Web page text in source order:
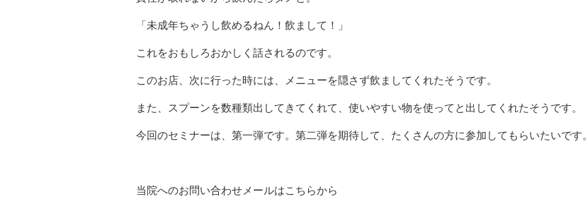
「未成年ちゃうし飲めるねん！飲まして！」
これをおもしろおかしく話されるのです。
このお店、次に行った時には、メニューを隠さず飲ましてくれたそうです。
また、スプーンを数種類出してきてくれて、使いやすい物を使ってと出してくれたそうです。
今回のセミナーは、第一弾です。第二弾を期待して、たくさんの方に参加してもらいたいです。
当院へのお問い合わせメールはこちらから